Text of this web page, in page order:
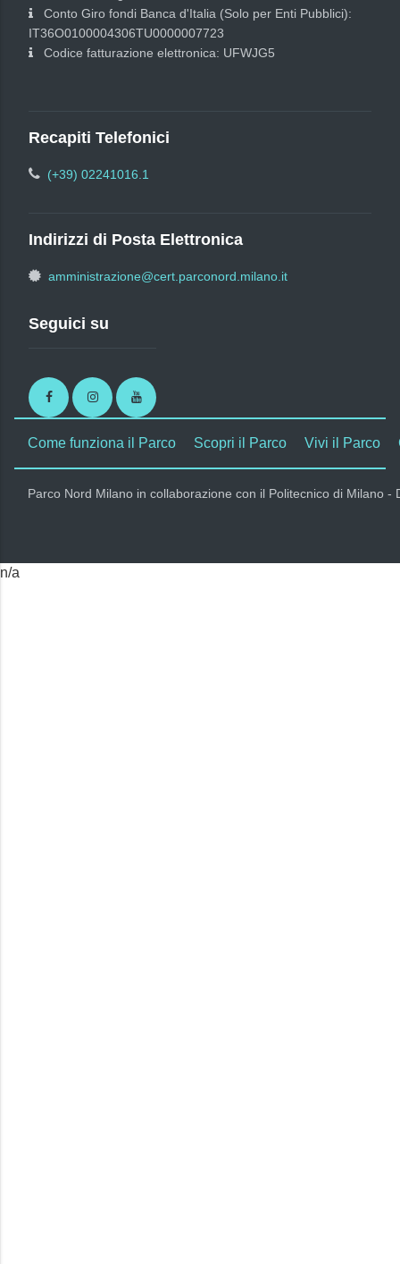
Conto Giro fondi Banca d'Italia (Solo per Enti Pubblici):
IT36O0100004306TU0000007723
Codice fatturazione elettronica: UFWJG5
Recapiti Telefonici
(+39) 02241016.1
Indirizzi di Posta Elettronica
amministrazione@cert.parconord.milano.it
Seguici su
FacebookInstagramYoutube
Come funziona il Parco Scopri il Parco Vivi il Parco
Parco Nord Milano in collaborazione con il Politecnico di Milano
n/a